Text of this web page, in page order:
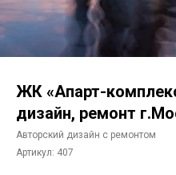
ЖК «Апарт-
дизайн, ремонт
Авторский дизайн с ремонтом
Артикул: 407